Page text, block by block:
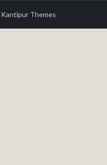
Kantipur Themes